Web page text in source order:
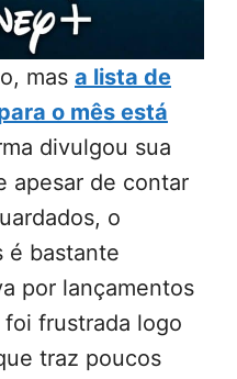
mas a lista de
o mês está
divulgou sua
apesar de contar
o
é bastante
por lançamentos
foi frustrada logo
traz poucos